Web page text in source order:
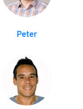
Peter